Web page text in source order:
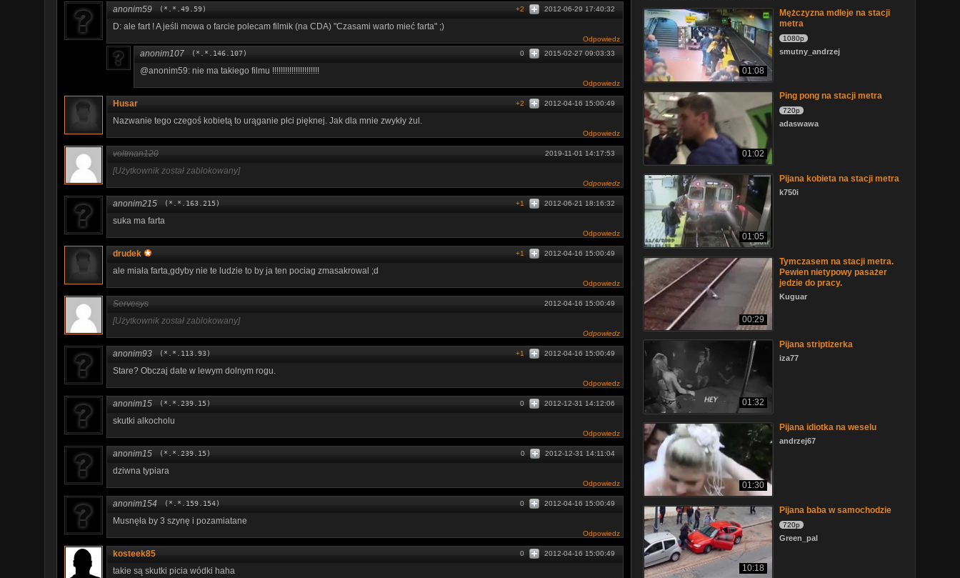
anonim59 (*.*.49.59) 2012-06-29 17:40:32
+2
D: ale fart ! A jeśli mowa o farcie polecam filmik (na CDA) "Czasami warto mieć farta" ;)
Odpowiedz
anonim107 (*.*.146.107) 2015-02-27 09:03:33
0
@anonim59: nie ma takiego filmu !!!!!!!!!!!!!!!!!!!!!!
Odpowiedz
Husar 2012-04-16 15:00:49
+2
Nazwanie tego czegoś kobietą to urąganie płci pięknej. Jak dla mnie zwykły żul.
Odpowiedz
voltman120 2019-11-01 14:17:53
[Użytkownik został zablokowany]
Odpowiedz
anonim215 (*.*.163.215) 2012-06-21 18:16:32
+1
suka ma farta
Odpowiedz
drudek 2012-04-16 15:00:49
+1
ale miała farta,gdyby nie te ludzie to by ja ten pociag zmasakrowal ;d
Odpowiedz
Servesys 2012-04-16 15:00:49
[Użytkownik został zablokowany]
Odpowiedz
anonim93 (*.*.113.93) 2012-04-16 15:00:49
+1
Stare? Obczaj date w lewym dolnym rogu.
Odpowiedz
anonim15 (*.*.239.15) 2012-12-31 14:12:06
0
skutki alkocholu
Odpowiedz
anonim15 (*.*.239.15) 2012-12-31 14:11:04
0
dziwna typiara
Odpowiedz
anonim154 (*.*.159.154) 2012-04-16 15:00:49
0
Musnęła by 3 szynę i pozamiatane
Odpowiedz
kosteek85 2012-04-16 15:00:49
0
takie są skutki picia wódki haha
01:08
Mężczyzna mdleje na stacji
metra
1080p
smutny_andrzej
01:02
Ping pong na stacji metra
720p
adaswawa
01:05
Pijana kobieta na stacji metra
k750i
00:29
Tymczasem na stacji metra.
Pewien nietypowy pasażer
jedzie do pracy.
Kuguar
01:32
Pijana striptizerka
iza77
01:30
Pijana idiotka na weselu
andrzej67
10:18
Pijana baba w samochodzie
720p
Green_pal